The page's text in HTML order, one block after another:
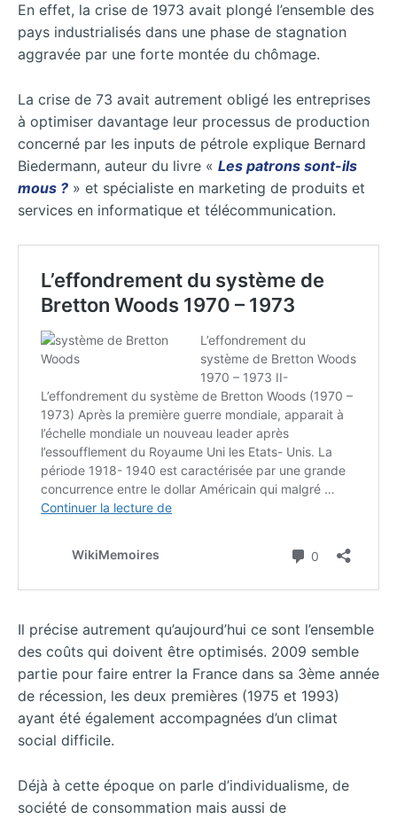
En effet, la crise de 1973 avait plongé l’ensemble des
pays industrialisés dans une phase de stagnation
aggravée par une forte montée du chômage.
La crise de 73 avait autrement obligé les entreprises
à optimiser davantage leur processus de production
concerné par les inputs de pétrole explique Bernard
Biedermann, auteur du livre « Les patrons sont-ils
mous ? » et spécialiste en marketing de produits et
services en informatique et télécommunication.
Il précise autrement qu’aujourd’hui ce sont l’ensemble
des coûts qui doivent être optimisés. 2009 semble
partie pour faire entrer la France dans sa 3ème année
de récession, les deux premières (1975 et 1993)
ayant été également accompagnées d’un climat
social difficile.
Déjà à cette époque on parle d’individualisme, de
société de consommation mais aussi de